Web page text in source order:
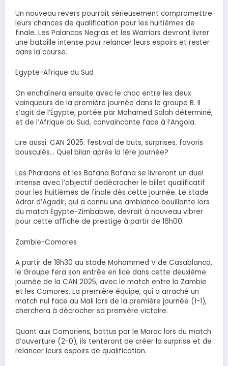
Un nouveau revers pourrait sérieusement compromettre
leurs chances de qualification pour les huitièmes de
finale. Les Palancas Negras et les Warriors devront livrer
une bataille intense pour relancer leurs espoirs et rester
dans la course.
Egypte-Afrique du Sud
On enchaînera ensuite avec le choc entre les deux
vainqueurs de la première journée dans le groupe B. Il
s’agit de l’Égypte, portée par Mohamed Salah déterminé,
et de l’Afrique du Sud, convaincante face à l’Angola.
Lire aussi. CAN 2025: festival de buts, surprises, favoris
bousculés… Quel bilan après la 1ère journée?
Les Pharaons et les Bafana Bafana se livreront un duel
intense avec l’objectif dedécrocher le billet qualificatif
pour les huitièmes de finale dès cette journée. Le stade
Adrar d’Agadir, qui a connu une ambiance bouillante lors
du match Égypte-Zimbabwe, devrait à nouveau vibrer
pour cette affiche de prestige à partir de 16h00.
Zambie-Comores
A partir de 18h30 au stade Mohammed V de Casablanca,
le Groupe fera son entrée en lice dans cette deuxième
journée de la CAN 2025, avec le match entre la Zambie
et les Comores. La première équipe, qui a arraché un
match nul face au Mali lors de la première journée (1-1),
cherchera à décrocher sa première victoire.
Quant aux Comoriens, battus par le Maroc lors du match
d’ouverture (2-0), ils tenteront de créer la surprise et de
relancer leurs espoirs de qualification.